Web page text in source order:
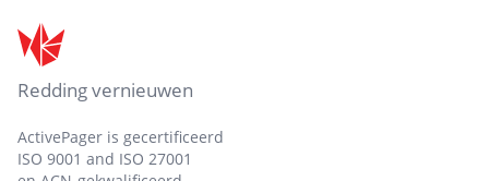
Redding vernieuwen
ActivePager is gecertificeerd
ISO 9001 and ISO 27001